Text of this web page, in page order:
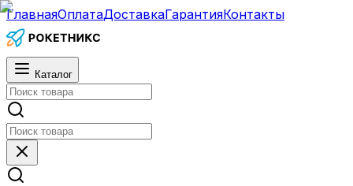
ГлавнаяОплатаДоставкаГарантияКонтакты
Каталог